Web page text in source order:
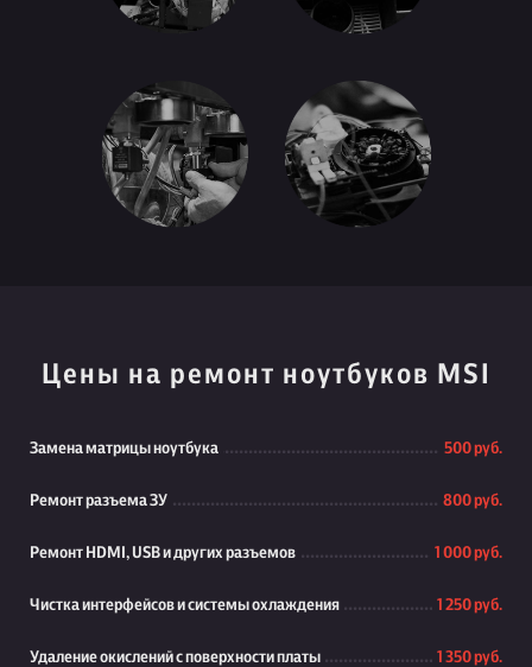
Цены на ремонт ноутбуков MSI
Замена матрицы ноутбука 500 руб.
Ремонт разъема ЗУ 800 руб.
Ремонт HDMI, USB и других разъемов 1 000 руб.
Чистка интерфейсов и системы охлаждения 1 250 руб.
Удаление окислений с поверхности платы 1 350 руб.